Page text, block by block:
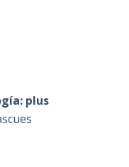
plus